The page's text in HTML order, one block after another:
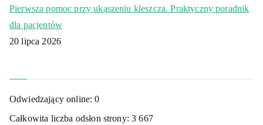
Pierwsza pomoc przy ukąszeniu kleszcza. Praktyczny poradnik
dla pacjentów
20 lipca 2026
Odwiedzający online:0
Całkowita liczba odsłon strony:3 667